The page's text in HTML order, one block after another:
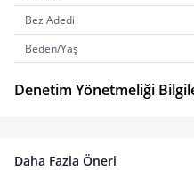
Bez Adedi
Beden/Yaş
Denetim Yönetmeliği
Daha Fazla Öneri